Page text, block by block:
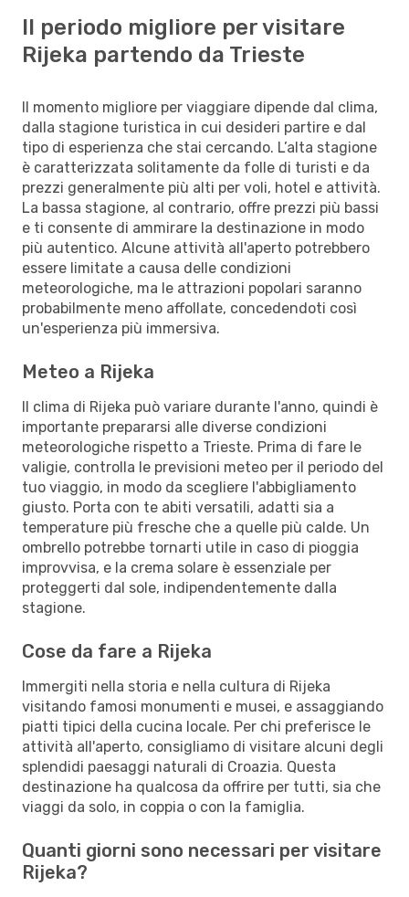
Il periodo migliore per visitare
Rijeka partendo da Trieste
Il momento migliore per viaggiare dipende dal clima,
dalla stagione turistica in cui desideri partire e dal
tipo di esperienza che stai cercando. L’alta stagione
è caratterizzata solitamente da folle di turisti e da
prezzi generalmente più alti per voli, hotel e attività.
La bassa stagione, al contrario, offre prezzi più bassi
e ti consente di ammirare la destinazione in modo
più autentico. Alcune attività all'aperto potrebbero
essere limitate a causa delle condizioni
meteorologiche, ma le attrazioni popolari saranno
probabilmente meno affollate, concedendoti così
un'esperienza più immersiva.
Meteo a Rijeka
Il clima di Rijeka può variare durante l'anno, quindi è
importante prepararsi alle diverse condizioni
meteorologiche rispetto a Trieste. Prima di fare le
valigie, controlla le previsioni meteo per il periodo del
tuo viaggio, in modo da scegliere l'abbigliamento
giusto. Porta con te abiti versatili, adatti sia a
temperature più fresche che a quelle più calde. Un
ombrello potrebbe tornarti utile in caso di pioggia
improvvisa, e la crema solare è essenziale per
proteggerti dal sole, indipendentemente dalla
stagione.
Cose da fare a Rijeka
Immergiti nella storia e nella cultura di Rijeka
visitando famosi monumenti e musei, e assaggiando
piatti tipici della cucina locale. Per chi preferisce le
attività all'aperto, consigliamo di visitare alcuni degli
splendidi paesaggi naturali di Croazia. Questa
destinazione ha qualcosa da offrire per tutti, sia che
viaggi da solo, in coppia o con la famiglia.
Quanti giorni sono necessari per visitare
Rijeka?